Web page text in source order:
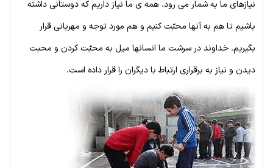
نیازهای ما به شمار می رود. همه ی ما نیاز داریم که دوستانی داشته
باشیم تا هم به آنها محبّت کنیم و هم مورد توجه و مهربانی قرار
بگیریم. خداوند در سرشت ما انسانها میل به محبّت کردن و محبت
دیدن و نیاز به برقراری ارتباط با دیگران را قرار داده است.